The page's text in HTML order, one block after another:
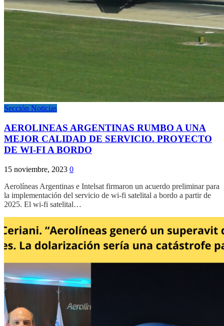
Sección Noticias
AEROLINEAS ARGENTINAS RUMBO A UNA
MEJOR CALIDAD DE SERVICIO. PROYECTO
DE WI-FI A BORDO
15 noviembre, 2023 0
Aerolíneas Argentinas e Intelsat firmaron un acuerdo preliminar para
la implementación del servicio de wi-fi satelital a bordo a partir de
2025. El wi-fi satelital…